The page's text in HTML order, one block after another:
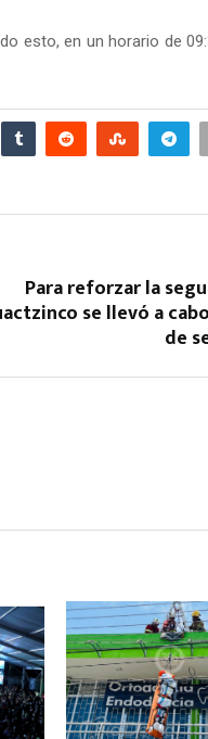
esto, en un horario de
Para reforzar la
se llevó a
de
Reply